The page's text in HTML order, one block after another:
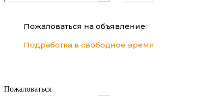
Пожаловаться на объявление:
Подработка в свободное время
Пожаловаться